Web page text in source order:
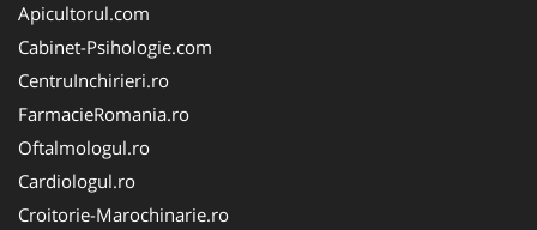
Apicultorul.com
Cabinet-Psihologie.com
CentruInchirieri.ro
FarmacieRomania.ro
Oftalmologul.ro
Cardiologul.ro
Croitorie-Marochinarie.ro